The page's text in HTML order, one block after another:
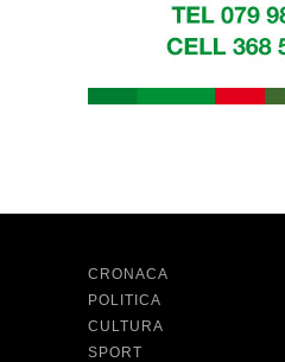
CRONACA
POLITICA
CULTURA
SPORT